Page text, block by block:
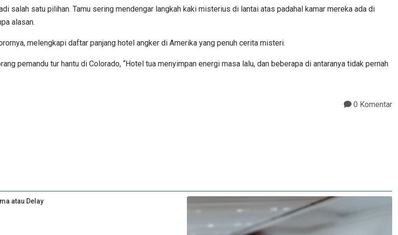
salah satu pilihan. Tamu sering mendengar langkah kaki misterius di lantai atas padahal kamar mereka ada di
alasan.
melengkapi daftar panjang hotel angker di Amerika yang penuh cerita misteri.
pemandu tur hantu di Colorado, “Hotel tua menyimpan energi masa lalu, dan beberapa di antaranya tidak pernah
0 Komentar
atau Delay